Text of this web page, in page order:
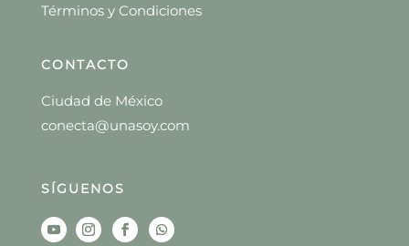
Términos y Condiciones
CONTACTO
Ciudad de México
conecta@unasoy.com
SÍGUENOS